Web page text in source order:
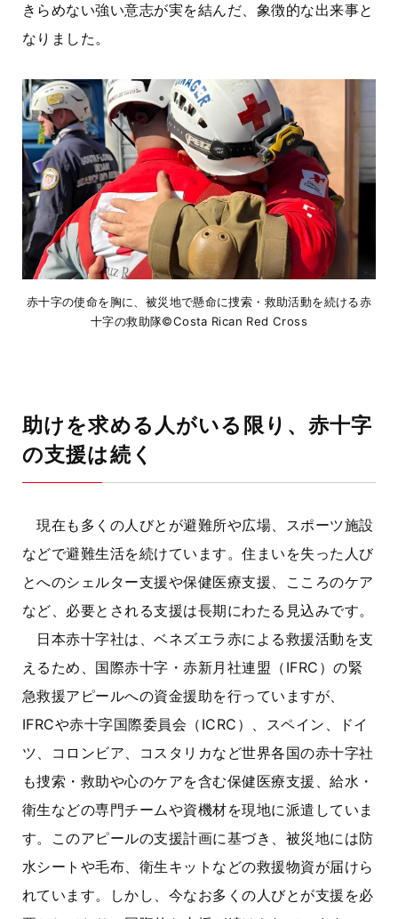
きらめない強い意志が実を結んだ、象徴的な出来事と
なりました。
赤十字の使命を胸に、被災地で懸命に捜索・救助活動を続ける赤
十字の救助隊©Costa Rican Red Cross
助けを求める人がいる限り、赤十字
の支援は続く
現在も多くの人びとが避難所や広場、スポーツ施設
などで避難生活を続けています。住まいを失った人び
とへのシェルター支援や保健医療支援、こころのケア
など、必要とされる支援は長期にわたる見込みです。
日本赤十字社は、ベネズエラ赤による救援活動を支
えるため、国際赤十字・赤新月社連盟（IFRC）の緊
急救援アピールへの資金援助を行っていますが、
IFRCや赤十字国際委員会（ICRC）、スペイン、ドイ
ツ、コロンビア、コスタリカなど世界各国の赤十字社
も捜索・救助や心のケアを含む保健医療支援、給水・
衛生などの専門チームや資機材を現地に派遣していま
す。このアピールの支援計画に基づき、被災地には防
水シートや毛布、衛生キットなどの救援物資が届けら
れています。しかし、今なお多くの人びとが支援を必